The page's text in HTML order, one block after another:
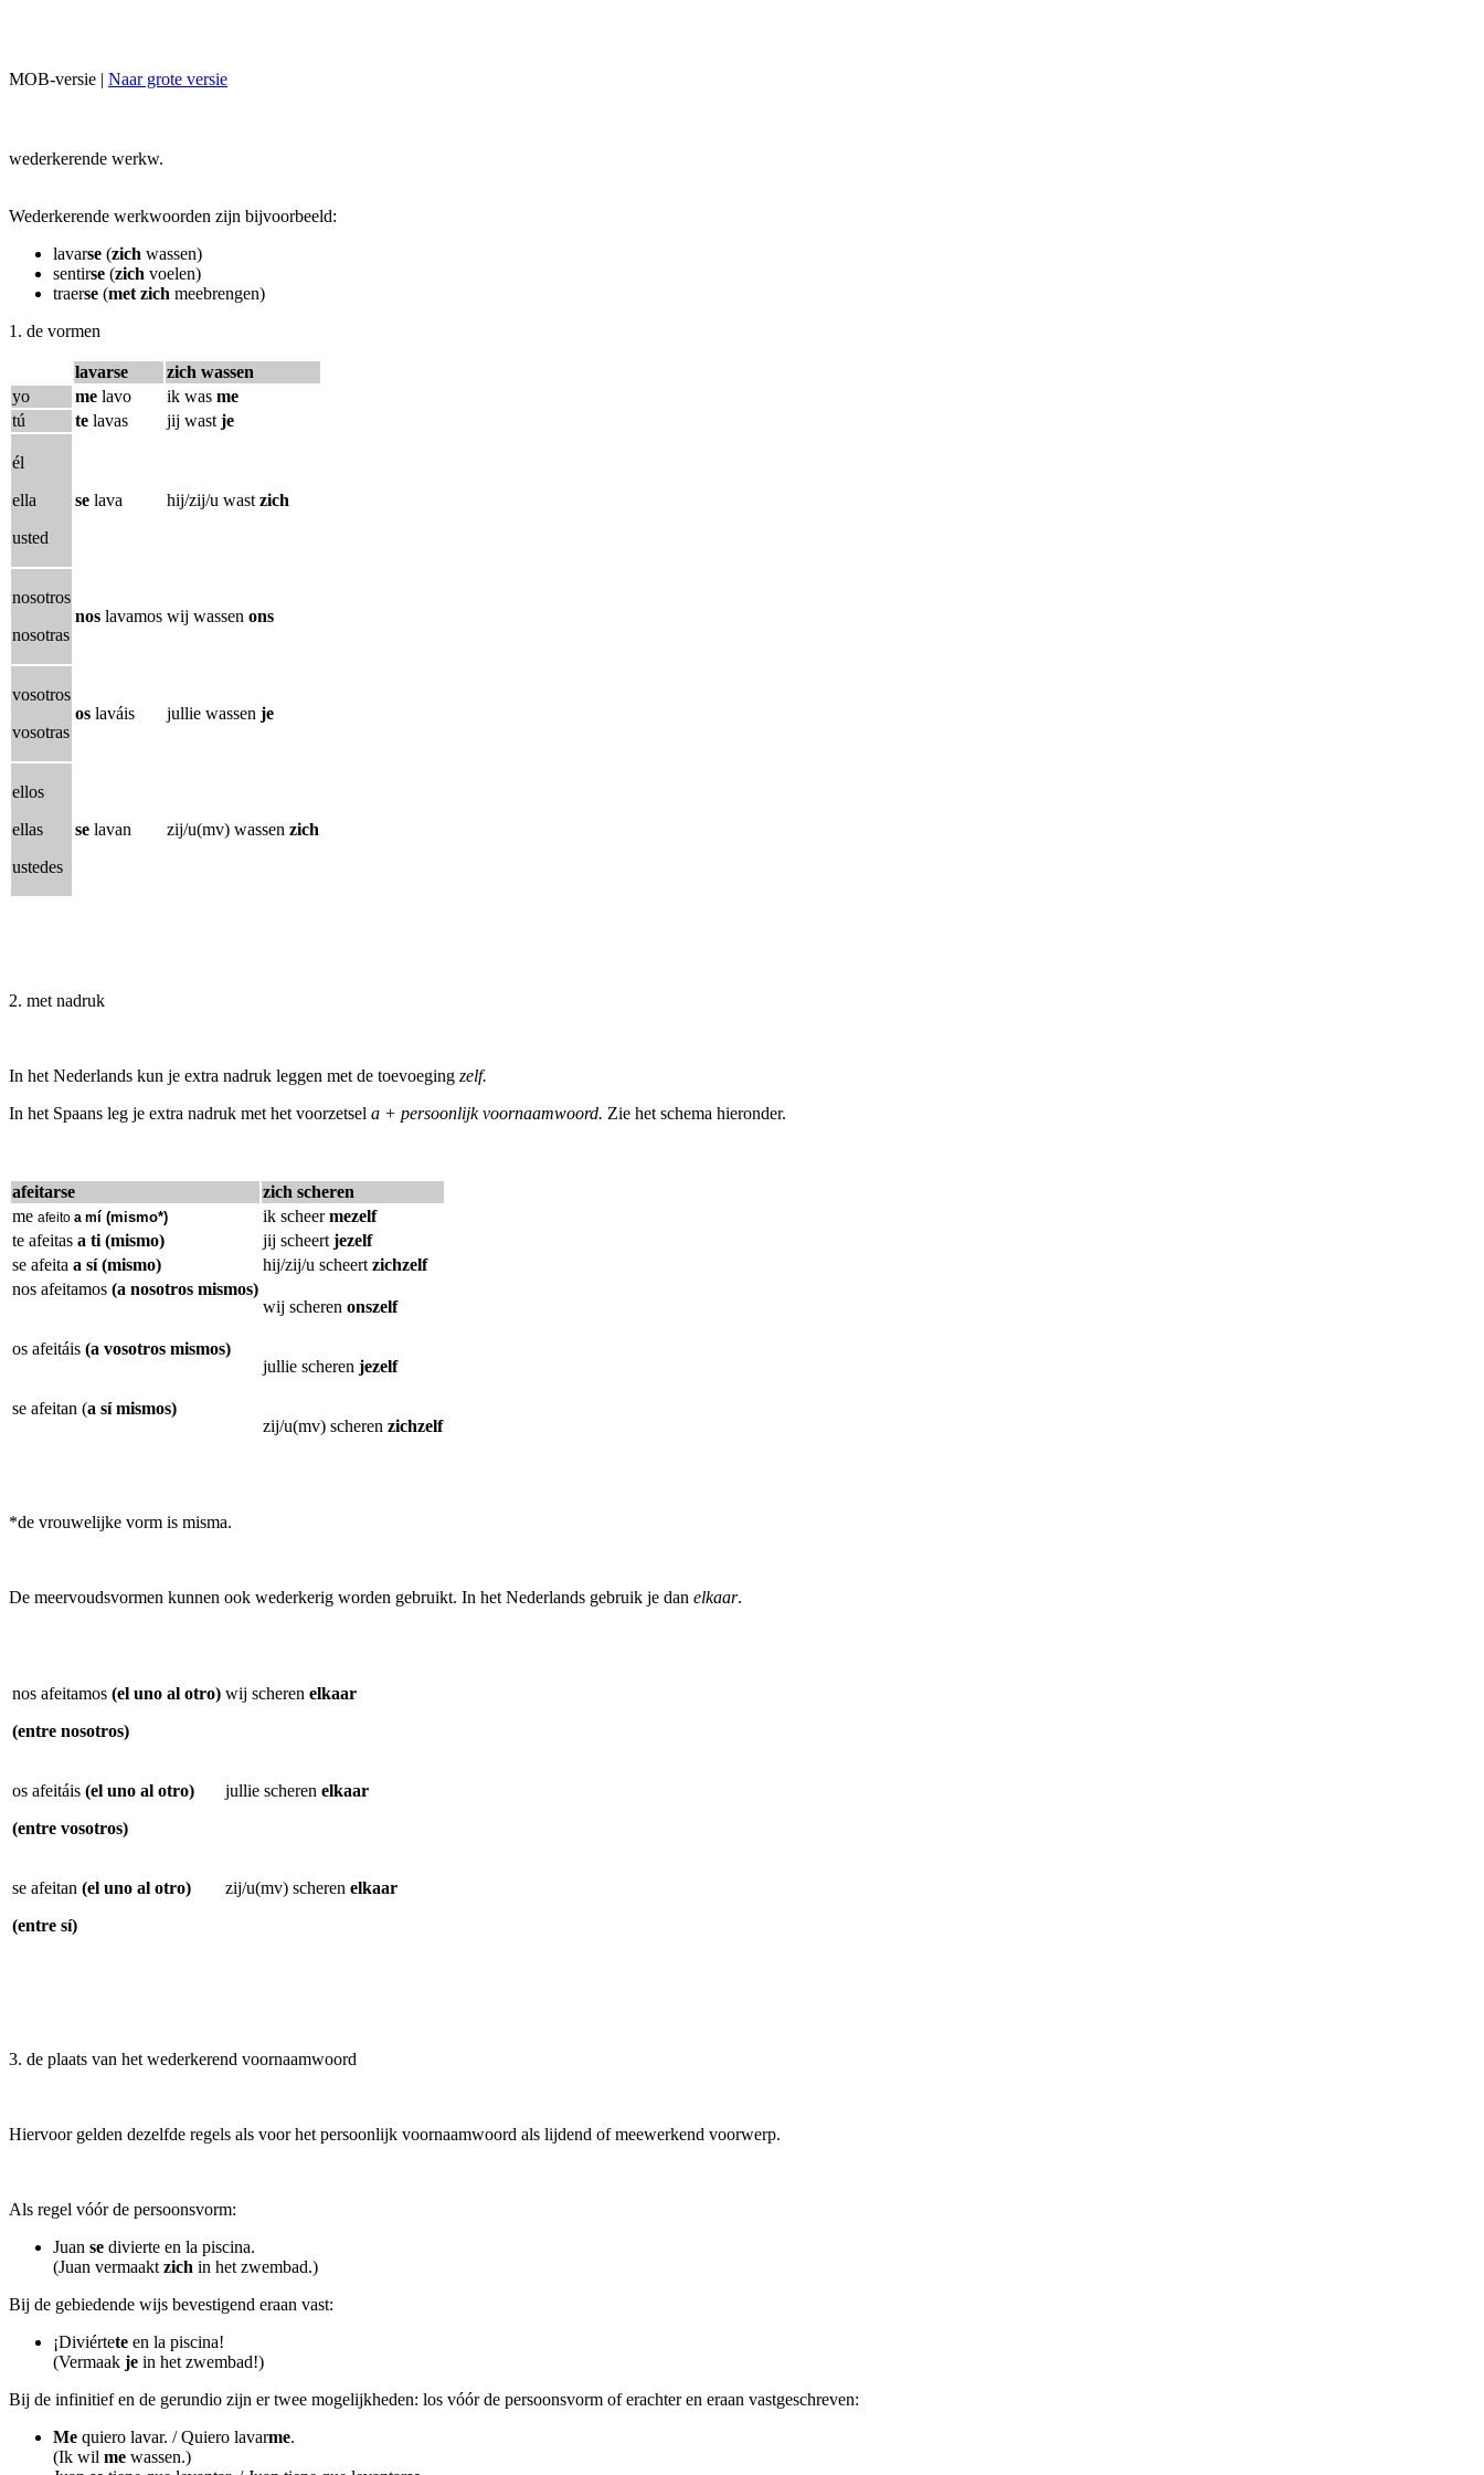
MOB-versie | Naar grote versie
wederkerende werkw.
Wederkerende werkwoorden zijn bijvoorbeeld:
lavarse (zich wassen)
sentirse (zich voelen)
traerse (met zich meebrengen)
1. de vormen
lavarse
zich wassen
yo
me lavo ik was me
tú
te lavas jij wast je
él
ella
usted
se lava hij/zij/u wast zich
nosotros
nosotras
nos lavamos wij wassen ons
vosotros
vosotras
os laváis jullie wassen je
ellos
ellas
ustedes
se lavan zij/u(mv) wassen zich
2. met nadruk
In het Nederlands kun je extra nadruk leggen met de toevoeging zelf.
In het Spaans leg je extra nadruk met het voorzetsel a + persoonlijk voornaamwoord. Zie het schema hieronder.
afeitarse
zich scheren
me afeito a mí (mismo*) ik scheermezelf
te afeitas a ti (mismo) jij scheert jezelf
se afeita a sí (mismo) hij/zij/u scheert zichzelf
nos afeitamos (a nosotros mismos)
wij scheren onszelf
os afeitáis (a vosotros mismos)
jullie scheren jezelf
se afeitan (a sí mismos)
zij/u(mv) scheren zichzelf
*de vrouwelijke vorm is misma.
De meervoudsvormen kunnen ook wederkerig worden gebruikt. In het Nederlands gebruik je dan elkaar.
nos afeitamos (el uno al otro)
(entre nosotros)
wij scheren elkaar
os afeitáis (el uno al otro)
(entre vosotros)
jullie scheren elkaar
se afeitan (el uno al otro)
(entre sí)
zij/u(mv) scheren elkaar
3. de plaats van het wederkerend voornaamwoord
Hiervoor gelden dezelfde regels als voor het persoonlijk voornaamwoord als lijdend of meewerkend voorwerp.
Als regel vóór de persoonsvorm:
Juan se divierte en la piscina.
(Juan vermaakt zich in het zwembad.)
Bij de gebiedende wijs bevestigend eraan vast:
¡Diviértete en la piscina!
(Vermaak je in het zwembad!)
Bij de infinitief en de gerundio zijn er twee mogelijkheden: los vóór de persoonsvorm oferachter en eraan vastgeschreven:
Me quiero lavar. / Quiero lavarme.
(Ik wil me wassen.)